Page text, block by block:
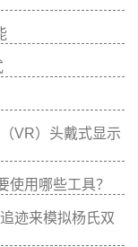
VR）头戴式显示
用哪些工具？
迹来模拟杨氏双